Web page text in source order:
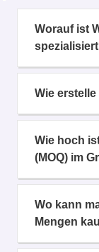
Worauf ist
Wie
Wie hoch
(MOQ) im
Wo kann
Mengen